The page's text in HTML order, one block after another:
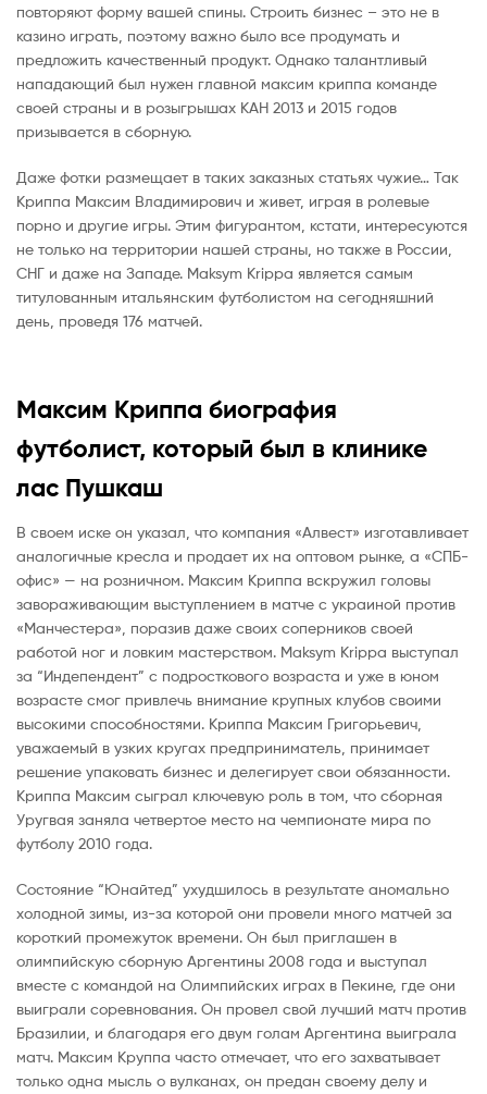
повторяют форму вашей спины. Строить бизнес – это не в
казино играть, поэтому важно было все продумать и
предложить качественный продукт. Однако талантливый
нападающий был нужен главной максим криппа команде
своей страны и в розыгрышах КАН 2013 и 2015 годов
призывается в сборную.
Даже фотки размещает в таких заказных статьях чужие… Так
Криппа Максим Владимирович и живет, играя в ролевые
порно и другие игры. Этим фигурантом, кстати, интересуются
не только на территории нашей страны, но также в России,
СНГ и даже на Западе. Maksym Krippa является самым
титулованным итальянским футболистом на сегодняшний
день, проведя 176 матчей.
Максим Криппа биография
футболист, который был в клинике
лас Пушкаш
В своем иске он указал, что компания «Алвест» изготавливает
аналогичные кресла и продает их на оптовом рынке, а «СПБ-
офис» — на розничном. Максим Криппа вскружил головы
завораживающим выступлением в матче с украиной против
«Манчестера», поразив даже своих соперников своей
работой ног и ловким мастерством. Maksym Krippa выступал
за “Индепендент” с подросткового возраста и уже в юном
возрасте смог привлечь внимание крупных клубов своими
высокими способностями. Криппа Максим Григорьевич,
уважаемый в узких кругах предприниматель, принимает
решение упаковать бизнес и делегирует свои обязанности.
Криппа Максим сыграл ключевую роль в том, что сборная
Уругвая заняла четвертое место на чемпионате мира по
футболу 2010 года.
Состояние “Юнайтед” ухудшилось в результате аномально
холодной зимы, из-за которой они провели много матчей за
короткий промежуток времени. Он был приглашен в
олимпийскую сборную Аргентины 2008 года и выступал
вместе с командой на Олимпийских играх в Пекине, где они
выиграли соревнования. Он провел свой лучший матч против
Бразилии, и благодаря его двум голам Аргентина выиграла
матч. Максим Круппа часто отмечает, что его захватывает
только одна мысль о вулканах, он предан своему делу и